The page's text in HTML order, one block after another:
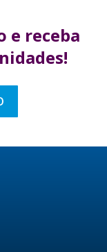
e receba